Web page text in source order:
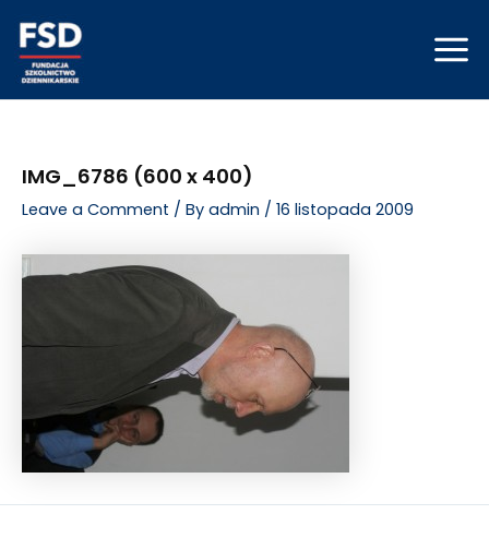
content
IMG_6786 (600 x 400)
Leave a Comment / By admin / 16 listopada 2009
navigation